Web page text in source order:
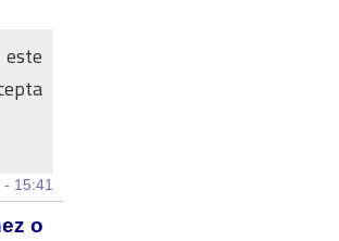
15:41
o